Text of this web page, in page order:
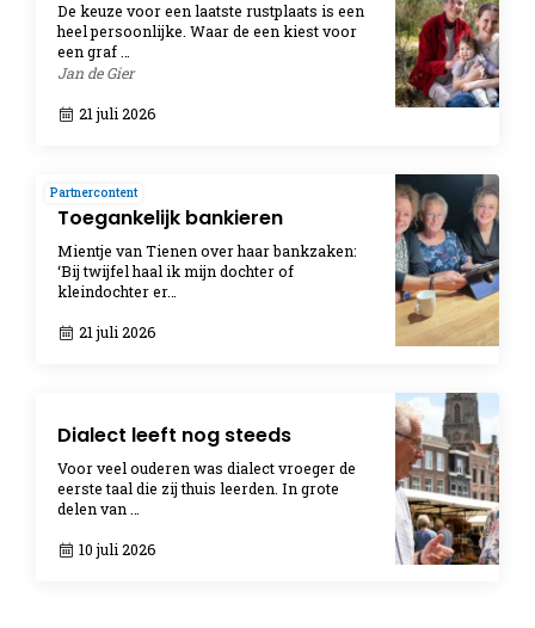
De keuze voor een laatste rustplaats is een
heel persoonlijke. Waar de een kiest voor
een graf …
Jan de Gier
21 juli 2026
Toegankelijk bankieren
Mientje van Tienen over haar bankzaken:
‘Bij twijfel haal ik mijn dochter of
kleindochter er…
21 juli 2026
Partnercontent
Dialect leeft nog steeds
Voor veel ouderen was dialect vroeger de
eerste taal die zij thuis leerden. In grote
delen van …
10 juli 2026